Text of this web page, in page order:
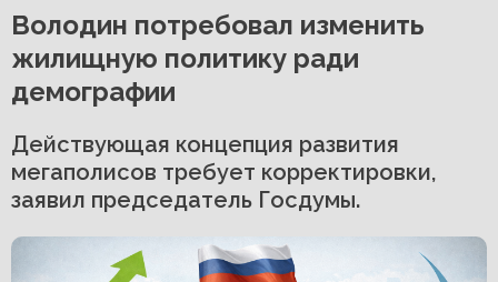
Володин потребовал изменить
жилищную политику ради
демографии
Действующая концепция развития
мегаполисов требует корректировки,
заявил председатель Госдумы.